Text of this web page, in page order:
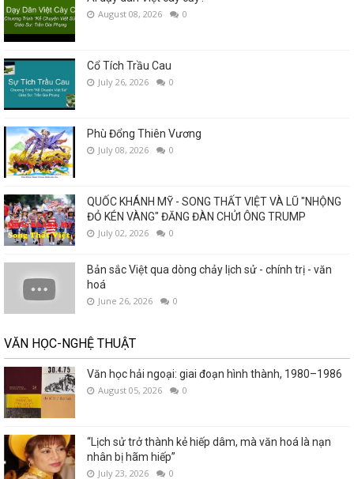
August 08, 2026 0
Cổ Tích Trầu Cau
July 26, 2026 0
Phù Đổng Thiên Vương
July 08, 2026 0
QUỐC KHÁNH MỸ - SONG THẤT VIỆT VÀ LŨ "NHỘNG
ĐỎ KÉN VÀNG" ĐĂNG ĐÀN CHỬI ÔNG TRUMP
July 02, 2026 0
Bản sắc Việt qua dòng chảy lịch sử - chính trị - văn
hoá
June 26, 2026 0
VĂN HỌC-NGHỆ THUẬT
Văn học hải ngoại: giai đoạn hình thành, 1980–1986
August 05, 2026 0
“Lịch sử trở thành kẻ hiếp dâm, mà văn hoá là nạn
nhân bị hãm hiếp”
July 23, 2026 0